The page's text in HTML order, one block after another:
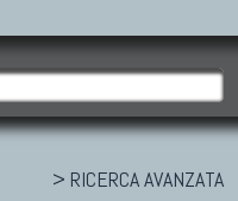
> RICERCA AVANZATA